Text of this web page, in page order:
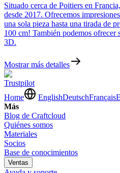
Situado cerca de Poitiers en
desde 2017. Ofrecemos
una sola pieza hasta una tirada de
100 cm! También podemos
3D.
Mostrar más detalles
Trustpilot
Home
EnglishDeutschFrançais
Más
Blog de Craftcloud
Quiénes somos
Materiales
Socios
Base de conocimientos
Ventas